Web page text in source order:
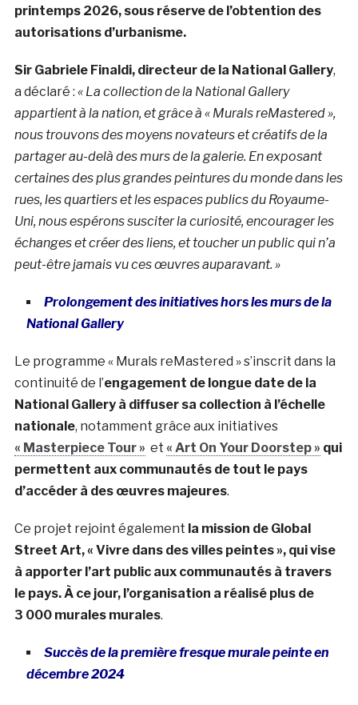
printemps 2026, sous réserve de l’obtention des
autorisations d’urbanisme.
Sir Gabriele Finaldi, directeur de la National Gallery,
a déclaré : « La collection de la National Gallery
appartient à la nation, et grâce à « Murals reMastered »,
nous trouvons des moyens novateurs et créatifs de la
partager au-delà des murs de la galerie. En exposant
certaines des plus grandes peintures du monde dans les
rues, les quartiers et les espaces publics du Royaume-
Uni, nous espérons susciter la curiosité, encourager les
échanges et créer des liens, et toucher un public qui n’a
peut-être jamais vu ces œuvres auparavant. »
Prolongement des initiatives hors les murs de la
National Gallery
Le programme « Murals reMastered » s’inscrit dans la
continuité de l’engagement de longue date de la
National Gallery à diffuser sa collection à l’échelle
nationale, notamment grâce aux initiatives
« Masterpiece Tour » et « Art On Your Doorstep » qui
permettent aux communautés de tout le pays
d’accéder à des œuvres majeures.
Ce projet rejoint également la mission de Global
Street Art, « Vivre dans des villes peintes », qui vise
à apporter l’art public aux communautés à travers
le pays. À ce jour, l’organisation a réalisé plus de
3 000 murales murales.
Succès de la première fresque murale peinte en
décembre 2024